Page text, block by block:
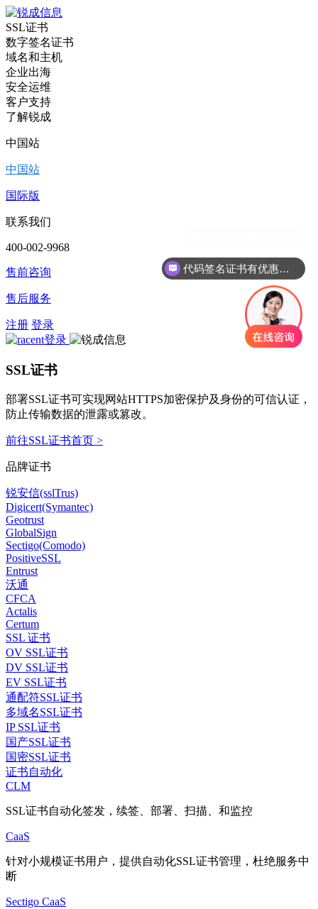
SSL证书
数字签名证书
域名和主机
企业出海
安全运维
客户支持
了解锐成
中国站
中国站
国际版
联系我们
400-002-9968
售前咨询
售后服务
注册 登录
SSL证书
部署SSL证书可实现网站HTTPS加密保护及身份的可信认证，
防止传输数据的泄露或篡改。
前往SSL证书首页 >
品牌证书
锐安信(sslTrus)
Digicert(Symantec)
Geotrust
GlobalSign
Sectigo(Comodo)
PositiveSSL
Entrust
沃通
CFCA
Actalis
Certum
SSL 证书
OV SSL证书
DV SSL证书
EV SSL证书
通配符SSL证书
多域名SSL证书
IP SSL证书
国产SSL证书
国密SSL证书
证书自动化
CLM
SSL证书自动化签发，续签、部署、扫描、和监控
CaaS
针对小规模证书用户，提供自动化SSL证书管理，杜绝服务中
断
Sectigo CaaS